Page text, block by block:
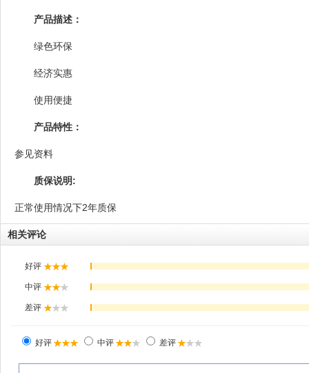
产品描述：
绿色环保
经济实惠
使用便捷
产品特性：
参见资料
质保说明:
正常使用情况下2年质保
相关评论